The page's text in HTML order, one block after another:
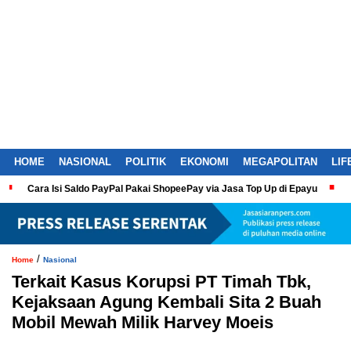
HOME NASIONAL POLITIK EKONOMI MEGAPOLITAN
Cara Isi Saldo PayPal Pakai ShopeePay via Jasa Top Up di Epayu
Home / Nasional
Terkait Kasus Korupsi PT Timah Tbk,
Kejaksaan Agung Kembali Sita 2 Buah
Mobil Mewah Milik Harvey Moeis